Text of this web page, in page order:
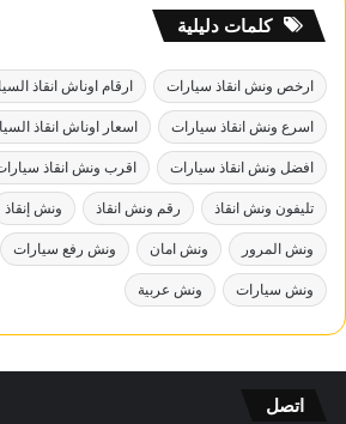
كلمات دليلية
ارخص ونش انقاذ سيارات ارقام اوناش انقاذ
اسرع ونش انقاذ سيارات اسعار اوناش انقاذ
افضل ونش انقاذ سيارات اقرب ونش انقاذ
تليفون ونش انقاذ رقم ونش انقاذ ونش إنقاذ
ونش المرور ونش امان ونش رفع سيارات
ونش سيارات ونش عربية
اتصل